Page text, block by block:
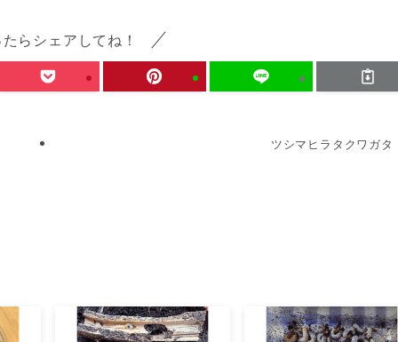
らシェアしてね！
ツシマヒラタクワガタ